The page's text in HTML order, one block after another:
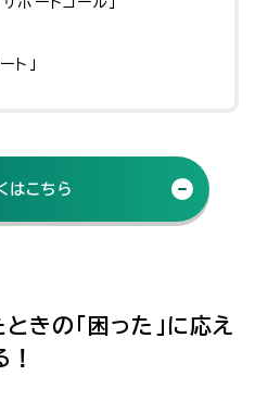
ト」
はこちら
きの「困った」に応え
！